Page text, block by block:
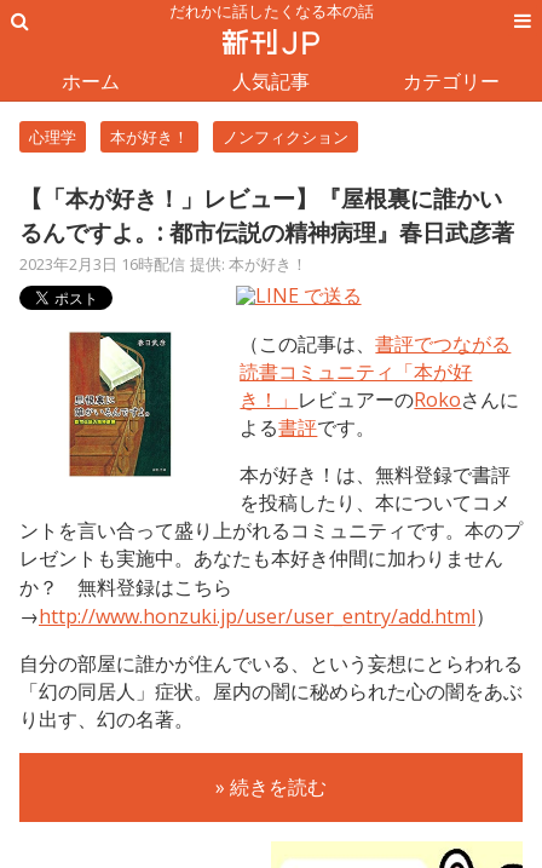
だれかに話したくなる本の話
ホーム 人気記事 カテゴリー
心理学 本が好き！ ノンフィクション
【「本が好き！」レビュー】『屋根裏に誰かい
るんですよ。: 都市伝説の精神病理』春日武彦著
2023年2月3日 16時配信 提供: 本が好き！
（この記事は、書評でつながる
読書コミュニティ「本が好
き！」 レビュアーのRokoさんに
よる書評です。
本が好き！は、無料登録で書評
を投稿したり、本についてコメ
ントを言い合って盛り上がれるコミュニティです。本のプ
レゼントも実施中。あなたも本好き仲間に加わりません
か？ 無料登録はこちら
→http://www.honzuki.jp/user/user_entry/add.html）
自分の部屋に誰かが住んでいる、という妄想にとらわれる
「幻の同居人」症状。屋内の闇に秘められた心の闇をあぶ
り出す、幻の名著。
» 続きを読む